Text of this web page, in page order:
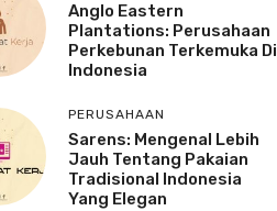
Anglo Eastern
Plantations: Perusahaan
Perkebunan Terkemuka Di
Indonesia
PERUSAHAAN
Sarens: Mengenal Lebih
Jauh Tentang Pakaian
Tradisional Indonesia
Yang Elegan